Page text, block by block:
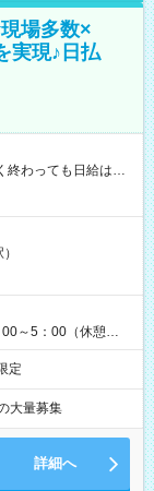
場多数×
実現♪日払
終わっても日給は保
～5：00（休憩
あります。
定
大量募集
詳細へ